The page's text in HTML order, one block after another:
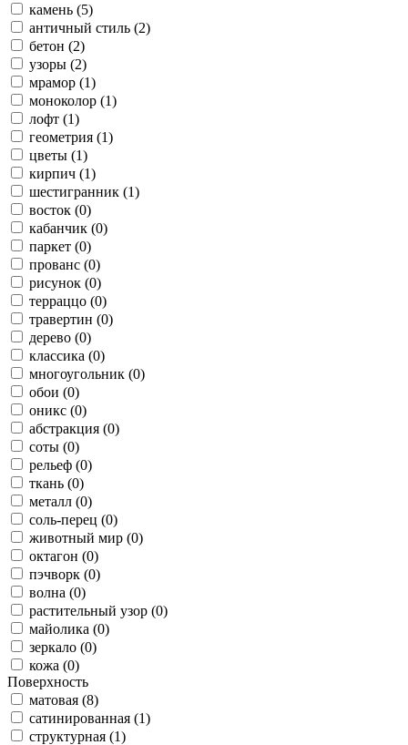
камень (5)
античный стиль (2)
бетон (2)
узоры (2)
мрамор (1)
моноколор (1)
лофт (1)
геометрия (1)
цветы (1)
кирпич (1)
шестигранник (1)
восток (0)
кабанчик (0)
паркет (0)
прованс (0)
рисунок (0)
терраццо (0)
травертин (0)
дерево (0)
классика (0)
многоугольник (0)
обои (0)
оникс (0)
абстракция (0)
соты (0)
рельеф (0)
ткань (0)
металл (0)
соль-перец (0)
животный мир (0)
октагон (0)
пэчворк (0)
волна (0)
растительный узор (0)
майолика (0)
зеркало (0)
кожа (0)
Поверхность
матовая (8)
сатинированная (1)
структурная (1)